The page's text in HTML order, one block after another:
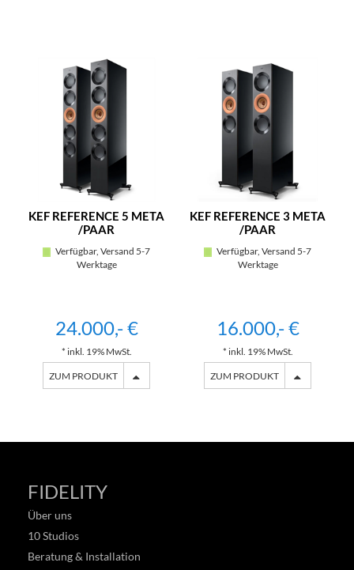
KEF REFERENCE 5 META
/PAAR
Verfügbar, Versand 5-7
Werktage
24.000,- €
* inkl. 19% MwSt.
ZUM PRODUKT
KEF REFERENCE 3 META
/PAAR
Verfügbar, Versand 5-7
Werktage
16.000,- €
* inkl. 19% MwSt.
ZUM PRODUKT
FIDELITY
Über uns
10 Studios
Beratung & Installation